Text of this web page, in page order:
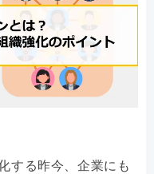
する昨今、企業にも